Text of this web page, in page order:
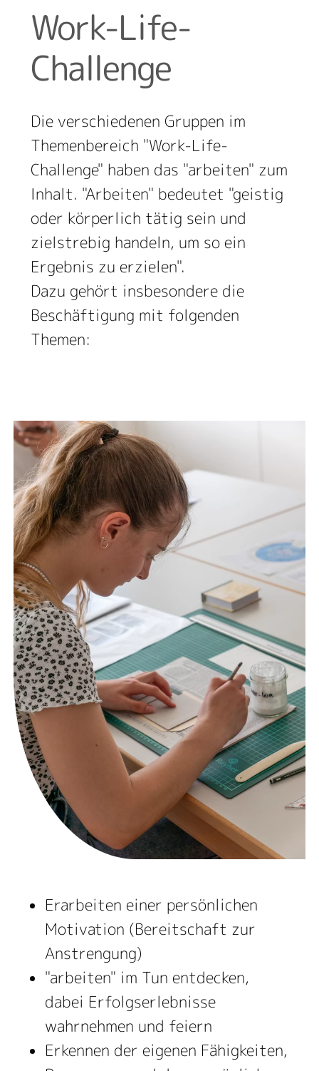
Work-Life-
Challenge
Die verschiedenen Gruppen im
Themenbereich "Work-Life-
Challenge" haben das "arbeiten" zum
Inhalt. "Arbeiten" bedeutet "geistig
oder körperlich tätig sein und
zielstrebig handeln, um so ein
Ergebnis zu erzielen".
Dazu gehört insbesondere die
Beschäftigung mit folgenden
Themen:
Erarbeiten einer persönlichen
Motivation (Bereitschaft zur
Anstrengung)
"arbeiten" im Tun entdecken,
dabei Erfolgserlebnisse
wahrnehmen und feiern
Erkennen der eigenen Fähigkeiten,